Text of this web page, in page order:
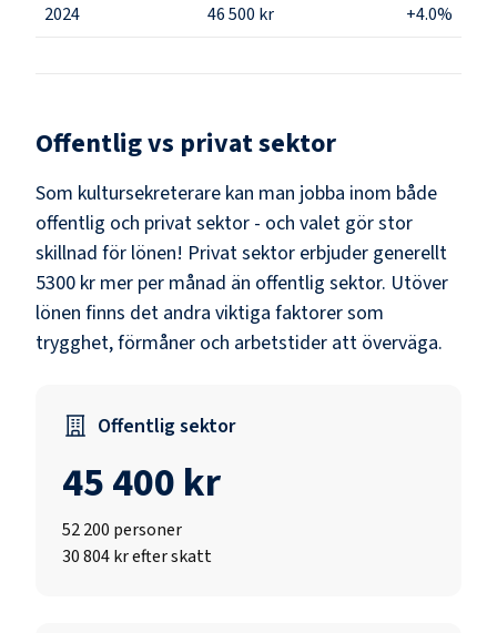
2024
46 500 kr +4.0%
Offentlig vs privat sektor
Som kultursekreterare kan man jobba inom både
offentlig och privat sektor - och valet gör stor
skillnad för lönen! Privat sektor erbjuder generellt
5300 kr mer per månad än offentlig sektor. Utöver
lönen finns det andra viktiga faktorer som
trygghet, förmåner och arbetstider att överväga.
Offentlig sektor
45 400 kr
52 200 personer
30 804 kr efter skatt